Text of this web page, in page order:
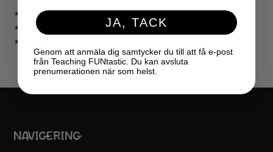
★ SPEL
★ GRATIS
★ LICENSER
NAVIGERING
JA, TACK
Genom att anmäla dig samtycker du till att få e-post
från Teaching FUNtastic. Du kan avsluta
prenumerationen när som helst.